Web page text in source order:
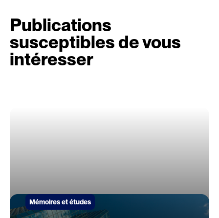
Publications
susceptibles de vous
intéresser
Mémoires et études